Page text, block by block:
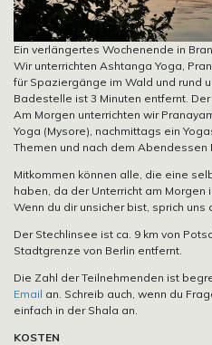
Ein verlängertes Wochenende in
Wir unterrichten Ashtanga Yoga,
für Spaziergänge im Wald und rund
Badestelle ist 3 Minuten entfernt. Der
Am Morgen unterrichten wir
Yoga (Mysore), nachmittags ein
Themen und nach dem Abendessen
Mitkommen können alle, die eine
haben, da der Unterricht am Morgen
Wenn du dir unsicher bist, sprich uns
Der Stechlinsee ist ca. 9 km von
Stadtgrenze von Berlin entfernt.
Die Zahl der Teilnehmenden ist
Email an. Schreib auch, wenn du
einfach in der Shala an.
KOSTEN